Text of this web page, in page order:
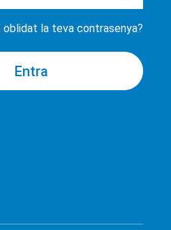
oblidat la teva contrasenya?